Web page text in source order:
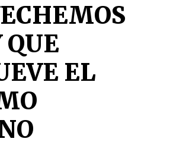
QUE
EL